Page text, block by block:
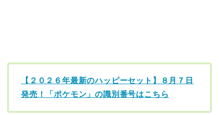
【２０２６年最新のハッピーセット】８月７日
発売！「ポケモン」の識別番号はこちら